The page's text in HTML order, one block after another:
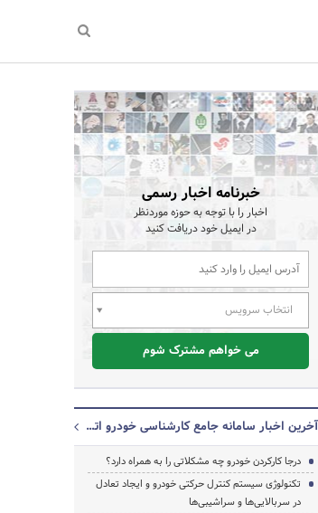
خبرنامه اخبار رسمی
اخبار را با توجه به حوزه موردنظر
در ایمیل خود دریافت کنید
انتخاب سرویس
می خواهم مشترک شوم
آخرین اخبار سامانه جامع کارشناسی خودرو اتوناین
درجا کارکردن خودرو چه مشکلاتی را به همراه دارد؟
تکنولوژی سیستم کنترل حرکتی خودرو و ایجاد تعادل
در سربالایی‌ها و سراشیبی‌ها